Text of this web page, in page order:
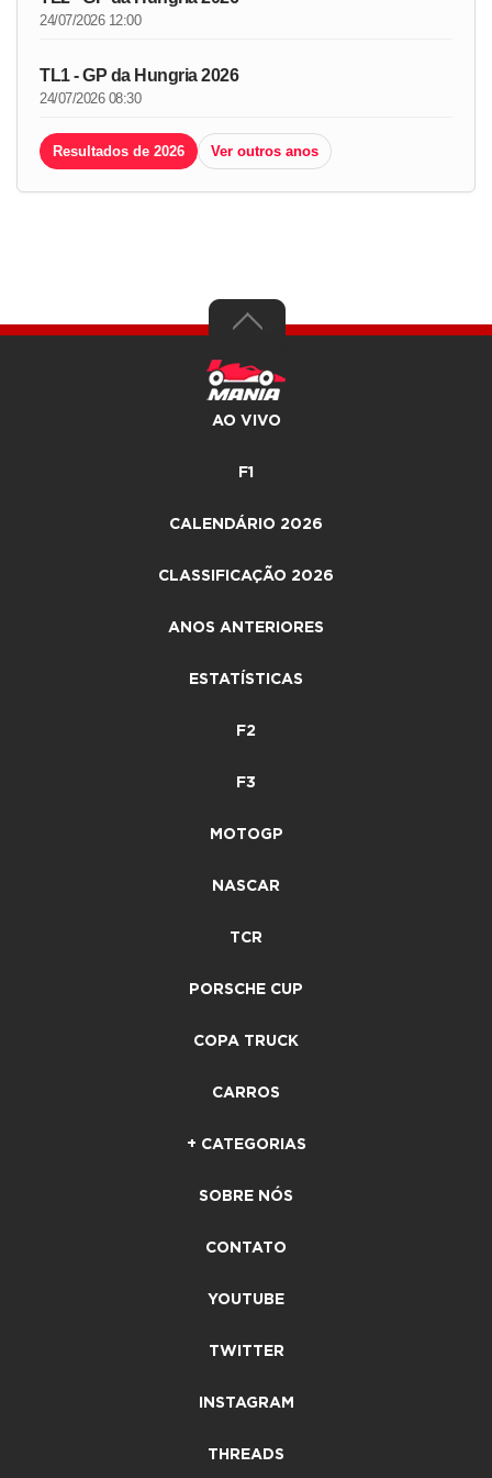
24/07/2026 12:00
TL1 - GP da Hungria 2026
24/07/2026 08:30
Resultados de 2026 Ver outros anos
AO VIVO
F1
CALENDÁRIO 2026
CLASSIFICAÇÃO 2026
ANOS ANTERIORES
ESTATÍSTICAS
F2
F3
MOTOGP
NASCAR
TCR
PORSCHE CUP
COPA TRUCK
CARROS
+ CATEGORIAS
SOBRE NÓS
CONTATO
YOUTUBE
TWITTER
INSTAGRAM
THREADS